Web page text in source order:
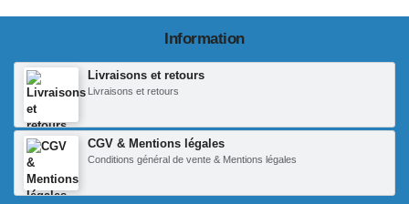
Information
Livraisons et retours
Livraisons et retours
CGV & Mentions légales
Conditions général de vente & Mentions légales